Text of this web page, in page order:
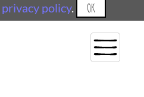
privacy policy. OK